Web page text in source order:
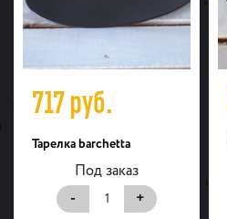
717руб.
Тарелка barchetta
Под заказ
-
+